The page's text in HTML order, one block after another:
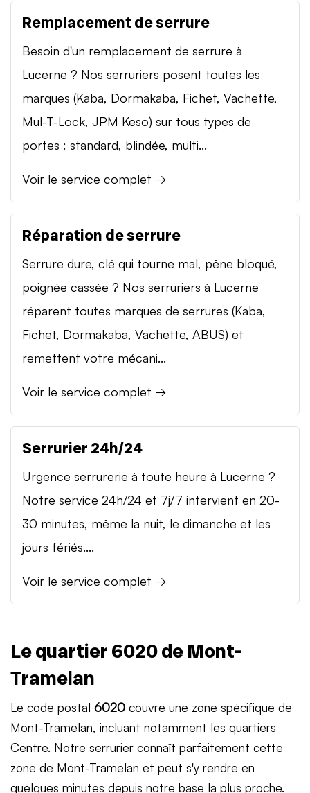
Remplacement de serrure
Besoin d'un remplacement de serrure à
Lucerne ? Nos serruriers posent toutes les
marques (Kaba, Dormakaba, Fichet, Vachette,
Mul-T-Lock, JPM Keso) sur tous types de
portes : standard, blindée, multi...
Voir le service complet →
Réparation de serrure
Serrure dure, clé qui tourne mal, pêne bloqué,
poignée cassée ? Nos serruriers à Lucerne
réparent toutes marques de serrures (Kaba,
Fichet, Dormakaba, Vachette, ABUS) et
remettent votre mécani...
Voir le service complet →
Serrurier 24h/24
Urgence serrurerie à toute heure à Lucerne ?
Notre service 24h/24 et 7j/7 intervient en 20-
30 minutes, même la nuit, le dimanche et les
jours fériés....
Voir le service complet →
Le quartier 6020 de Mont-
Tramelan
Le code postal 6020 couvre une zone spécifique de
Mont-Tramelan, incluant notamment les quartiers
Centre. Notre serrurier connaît parfaitement cette
zone de Mont-Tramelan et peut s'y rendre en
quelques minutes depuis notre base la plus proche.